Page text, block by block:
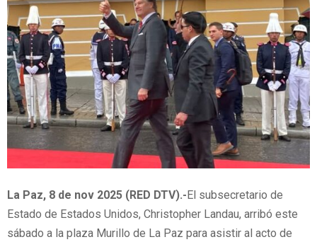
La Paz, 8 de nov 2025 (RED DTV).- El subsecretario de
Estado de Estados Unidos, Christopher Landau, arribó este
sábado a la plaza Murillo de La Paz para asistir al acto de